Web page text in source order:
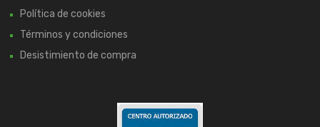
Política de cookies
Términos y condiciones
Desistimiento de compra